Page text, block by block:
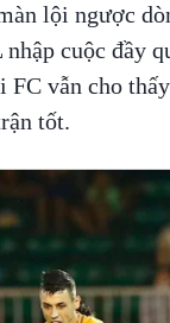
lội ngược
cuộc đầy
FC vẫn cho
tốt.